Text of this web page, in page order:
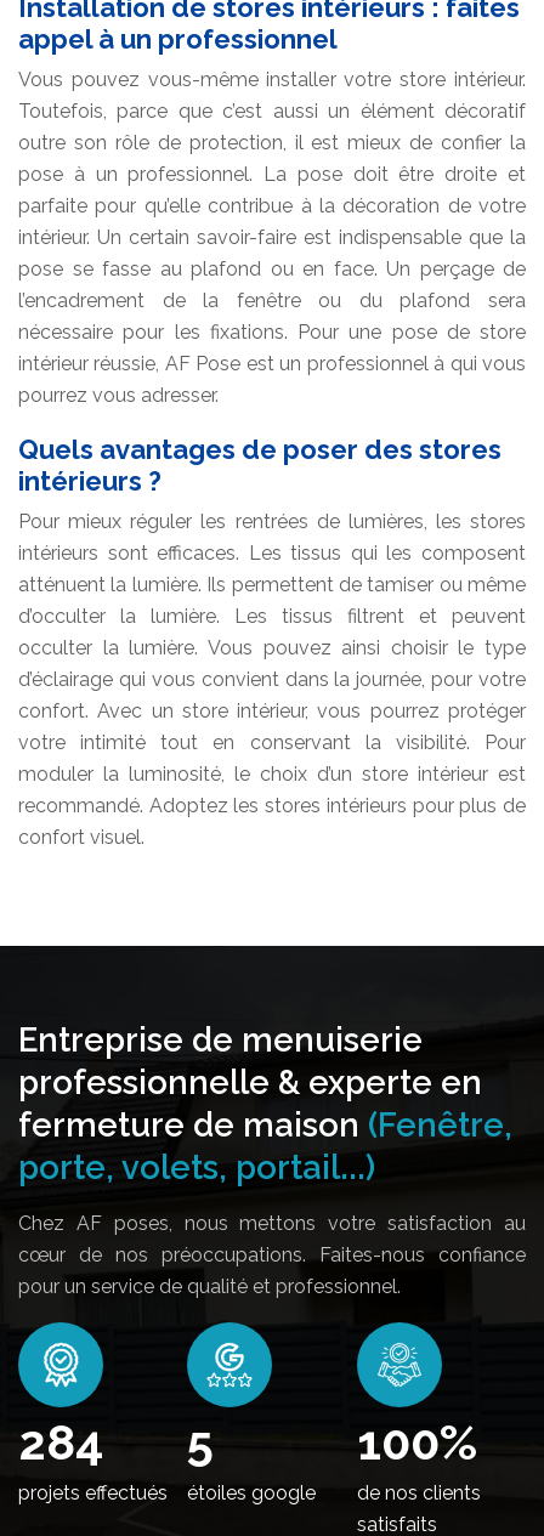
Installation de stores intérieurs : faites
appel à un professionnel
Vous pouvez vous-même installer votre store intérieur.
Toutefois, parce que c’est aussi un élément décoratif
outre son rôle de protection, il est mieux de confier la
pose à un professionnel. La pose doit être droite et
parfaite pour qu’elle contribue à la décoration de votre
intérieur. Un certain savoir-faire est indispensable que la
pose se fasse au plafond ou en face. Un perçage de
l’encadrement de la fenêtre ou du plafond sera
nécessaire pour les fixations. Pour une pose de store
intérieur réussie, AF Pose est un professionnel à qui vous
pourrez vous adresser.
Quels avantages de poser des stores
intérieurs ?
Pour mieux réguler les rentrées de lumières, les stores
intérieurs sont efficaces. Les tissus qui les composent
atténuent la lumière. Ils permettent de tamiser ou même
d’occulter la lumière. Les tissus filtrent et peuvent
occulter la lumière. Vous pouvez ainsi choisir le type
d’éclairage qui vous convient dans la journée, pour votre
confort. Avec un store intérieur, vous pourrez protéger
votre intimité tout en conservant la visibilité. Pour
moduler la luminosité, le choix d’un store intérieur est
recommandé. Adoptez les stores intérieurs pour plus de
confort visuel.
Entreprise de menuiserie
professionnelle & experte en
fermeture de maison (Fenêtre,
porte, volets, portail...)
Chez AF poses, nous mettons votre satisfaction au
cœur de nos préoccupations. Faites-nous confiance
pour un service de qualité et professionnel.
346
projets effectués
5
étoiles google
100%
de nos clients
satisfaits